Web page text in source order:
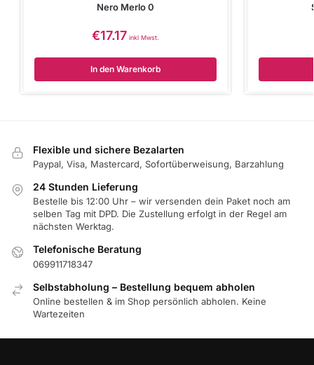
Nero Merlo 0
€17.17 inkl Mwst.
In den Warenkorb
Flexible und sichere Bezalarten
Paypal, Visa, Mastercard, Sofortüberweisung, Barzahlung
24 Stunden Lieferung
Bestelle bis 12:00 Uhr – wir versenden dein Paket noch am
selben Tag mit DPD. Die Zustellung erfolgt in der Regel am
nächsten Werktag.
Telefonische Beratung
069911718347
Selbstabholung – Bestellung bequem abholen
Online bestellen & im Shop persönlich abholen. Keine
Wartezeiten